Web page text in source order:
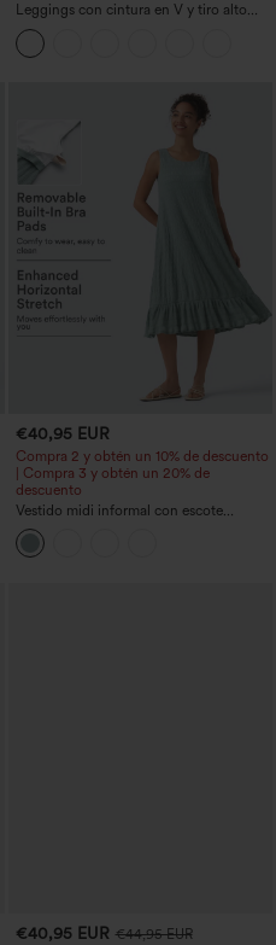
Leggings con cintura en V y tiro alto
acampanados
€40,95 EUR
Compra 2 y obtén un 10% de descuento
| Compra 3 y obtén un 20% de
descuento
Vestido midi informal con escote
redondo, sujetador integrado, sin
mangas y bajo con volantes
€40,95 EUR €44,95 EUR